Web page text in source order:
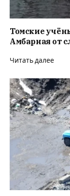
Томские
Амбарная от
Читать далее